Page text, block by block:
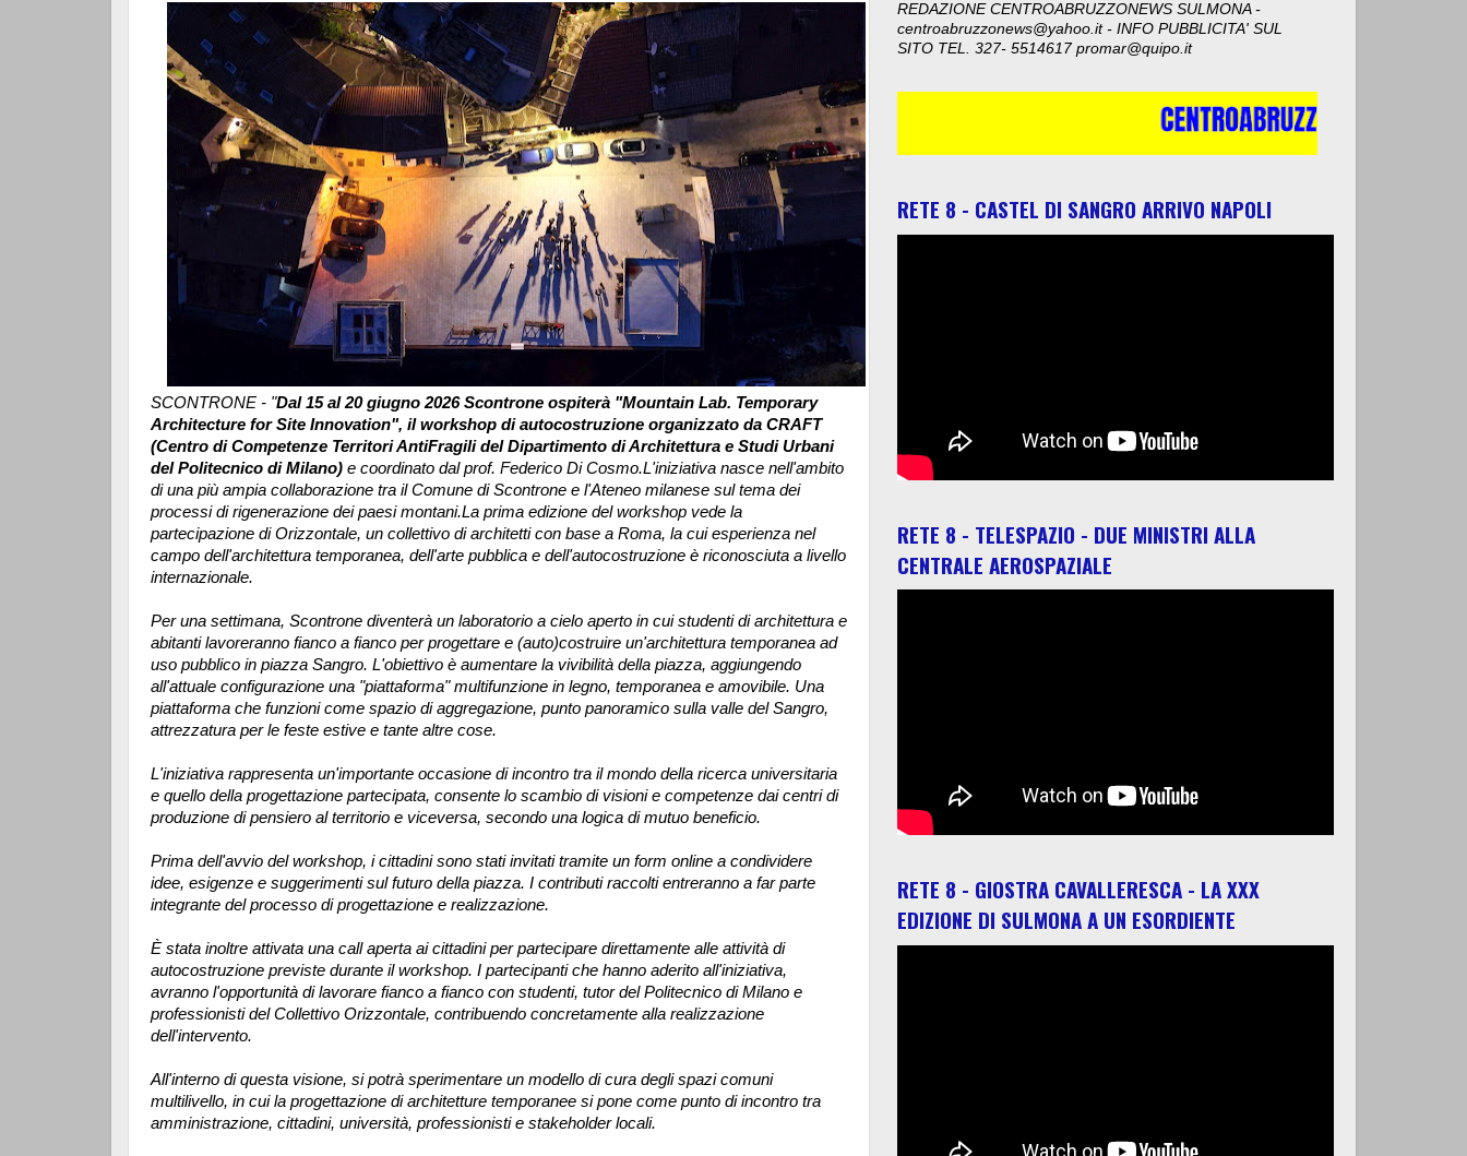
SCONTRONE - "Dal 15 al 20 giugno 2026 Scontrone ospiterà "Mountain Lab. Temporary
Architecture for Site Innovation", il workshop di autocostruzione organizzato da CRAFT
(Centro di Competenze Territori AntiFragili del Dipartimento di Architettura e Studi Urbani
del Politecnico di Milano) e coordinato dal prof. Federico Di Cosmo.L'iniziativa nasce nell'ambito
di una più ampia collaborazione tra il Comune di Scontrone e l'Ateneo milanese sul tema dei
processi di rigenerazione dei paesi montani.La prima edizione del workshop vede la
partecipazione di Orizzontale, un collettivo di architetti con base a Roma, la cui esperienza nel
campo dell'architettura temporanea, dell'arte pubblica e dell'autocostruzione è riconosciuta a livello
internazionale.
Per una settimana, Scontrone diventerà un laboratorio a cielo aperto in cui studenti di architettura e
abitanti lavoreranno fianco a fianco per progettare e (auto)costruire un'architettura temporanea ad
uso pubblico in piazza Sangro. L'obiettivo è aumentare la vivibilità della piazza, aggiungendo
all'attuale configurazione una "piattaforma" multifunzione in legno, temporanea e amovibile. Una
piattaforma che funzioni come spazio di aggregazione, punto panoramico sulla valle del Sangro,
attrezzatura per le feste estive e tante altre cose.
L'iniziativa rappresenta un'importante occasione di incontro tra il mondo della ricerca universitaria
e quello della progettazione partecipata, consente lo scambio di visioni e competenze dai centri di
produzione di pensiero al territorio e viceversa, secondo una logica di mutuo beneficio.
Prima dell'avvio del workshop, i cittadini sono stati invitati tramite un form online a condividere
idee, esigenze e suggerimenti sul futuro della piazza. I contributi raccolti entreranno a far parte
integrante del processo di progettazione e realizzazione.
È stata inoltre attivata una call aperta ai cittadini per partecipare direttamente alle attività di
autocostruzione previste durante il workshop. I partecipanti che hanno aderito all'iniziativa,
avranno l'opportunità di lavorare fianco a fianco con studenti, tutor del Politecnico di Milano e
professionisti del Collettivo Orizzontale, contribuendo concretamente alla realizzazione
dell'intervento.
All'interno di questa visione, si potrà sperimentare un modello di cura degli spazi comuni
multilivello, in cui la progettazione di architetture temporanee si pone come punto di incontro tra
amministrazione, cittadini, università, professionisti e stakeholder locali.
REDAZIONE CENTROABRUZZONEWS SULMONA -
centroabruzzonews@yahoo.it - INFO PUBBLICITA' SUL
SITO TEL. 327- 5514617 promar@quipo.it
RETE 8 - CASTEL DI SANGRO ARRIVO NAPOLI
RETE 8 - TELESPAZIO - DUE MINISTRI ALLA
CENTRALE AEROSPAZIALE
RETE 8 - GIOSTRA CAVALLERESCA - LA XXX
EDIZIONE DI SULMONA A UN ESORDIENTE